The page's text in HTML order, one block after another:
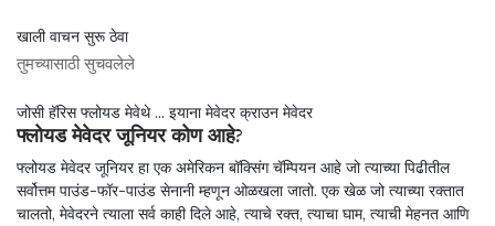
खाली वाचन सुरू ठेवा
तुमच्यासाठी सुचवलेले
जोसी हॅरिस फ्लोयड मेवेथे ... इयाना मेवेदर क्राउन मेवेदर
फ्लोयड मेवेदर जूनियर कोण आहे?
फ्लोयड मेवेदर जूनियर हा एक अमेरिकन बॉक्सिंग चॅम्पियन आहे जो त्याच्या पिढीतील
सर्वोत्तम पाउंड-फॉर-पाउंड सेनानी म्हणून ओळखला जातो. एक खेळ जो त्याच्या रक्तात
चालतो, मेवेदरने त्याला सर्व काही दिले आहे, त्याचे रक्त, त्याचा घाम, त्याची मेहनत आणि